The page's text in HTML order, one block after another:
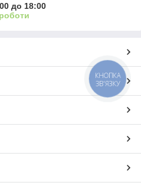
до 18:00
КНОПКА
ЗВ'ЯЗКУ